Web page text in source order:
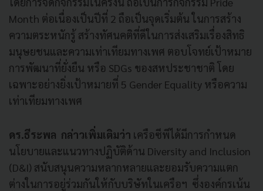
Month ต่อเนื่องเป็นปีที่ 2 ถือเป็นจุดเริ่มต้น ในการสร้าง
ความตระหนักรู้ สร้างทัศนคติที่ดีในการส่งเสริมเรื่องสิทธิ
มนุษยชนและความเท่าเทียมทางเพศ ตอบโจทย์เป้าหมาย
การพัฒนาที่ยั่งยืน หรือ SDGs ของสหประชาชาติ โดย
เฉพาะอย่างยิ่งเป้าหมายที่ 5 Gender Equality หรือความ
เท่าเทียมทางเพศ
ดร.ธีระพล กล่าวเพิ่มเติมว่า เครือซีพีได้มีการกำหนด
นโยบายและแนวทางปฏิบัติด้าน Diversity and Inclusion
(D&I) สนับสนุนความหลากหลายและยอมรับความแตก
ต่างในการอยู่ร่วมกันให้กับบริษัทในเครือฯ ซึ่งองค์กรเน้น